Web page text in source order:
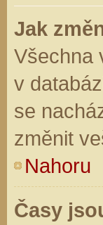
Jak
Všechna
v
se
změnit
Nahoru
Časy